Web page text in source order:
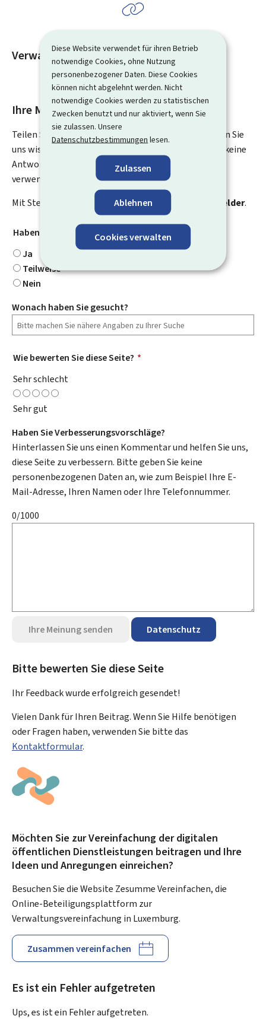
Diese Website verwendet für ihren Betrieb
notwendige Cookies, ohne Nutzung
personenbezogener Daten. Diese Cookies
können nicht abgelehnt werden. Nicht
notwendige Cookies werden zu statistischen
Zwecken benutzt und nur aktiviert, wenn Sie
sie zulassen. Unsere
Datenschutzbestimmungen lesen.
Zulassen
Ablehnen
Cookies verwalten
Verwandte Inhalte
Ihre Meinung interessiert uns
Teilen Sie uns Ihre Meinung zu dieser Seite mit. Lassen Sie
uns wissen, was wir verbessern können. Sie erhalten keine
Antwort auf Ihr Feedback. Für spezifische Fragen
verwenden Sie bitte das Kontaktformular.
Mit Stern gekennzeichnete Felder (
Pflichtfelder.
Haben Sie gefunden, wonach Sie gesucht haben?
Ja
Teilweise
Nein
Wonach haben Sie gesucht?
Wie bewerten Sie diese Seite? *
Sehr schlecht
Sehr gut
Haben Sie Verbesserungsvorschläge?
Hinterlassen Sie uns einen Kommentar und helfen Sie uns,
diese Seite zu verbessern. Bitte geben Sie keine
personenbezogenen Daten an, wie zum Beispiel Ihre E-
Mail-Adresse, Ihren Namen oder Ihre Telefonnummer.
0/1000
Ihre Meinung senden Datenschutz
Bitte bewerten Sie diese Seite
Ihr Feedback wurdeerfolgreichgesendet!
Vielen Dank für Ihren Beitrag. Wenn Sie Hilfe benötigen
oder Fragen haben, verwenden Sie bitte das
Kontaktformular.
Möchten Sie zur Vereinfachung der digitalen
öffentlichen Dienstleistungen beitragen und Ihre
Ideen und Anregungen einreichen?
Besuchen Sie die Website Zesumme Vereinfachen, die
Online-Beteiligungsplattform zur
Verwaltungsvereinfachung in Luxemburg.
Zusammen vereinfachen
Es ist ein Fehler aufgetreten
Ups, es ist ein Fehler aufgetreten.